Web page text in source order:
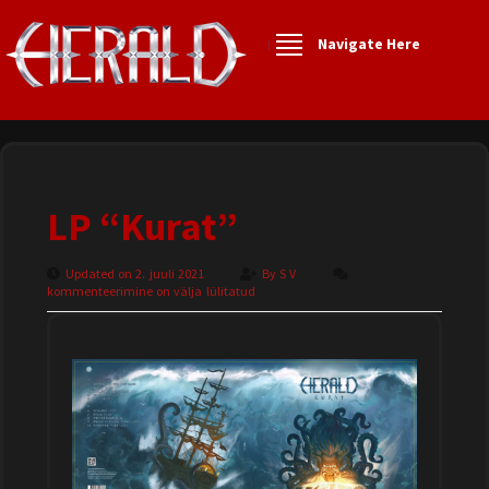
Navigate Here
LP “Kurat”
Updated on 2. juuli 2021 ByS V
kommenteerimine on välja lülitatud